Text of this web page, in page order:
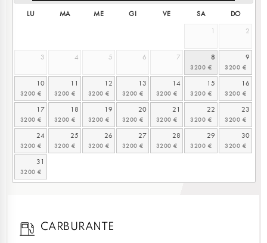
LU MA ME GI VE SA
DO
1
2
3 4 5 6 7 8 9
10 11 12 13 14 15 16
17 18 19 20 21 22 23
24 25 26 27 28 29 30
31
CARBURANTE